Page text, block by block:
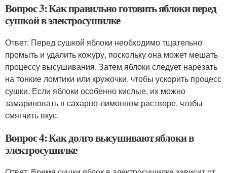
Вопрос 3: Как правильно готовить яблоки перед
сушкой в электросушилке
Ответ: Перед сушкой яблоки необходимо тщательно
промыть и удалить кожуру, поскольку она может мешать
процессу высушивания. Затем яблоки следует нарезать
на тонкие ломтики или кружочки, чтобы ускорить процесс
сушки. Если яблоки особенно кислые, их можно
замариновать в сахарно-лимонном растворе, чтобы
смягчить вкус.
Вопрос 4: Как долго высушивают яблоки в
электросушилке